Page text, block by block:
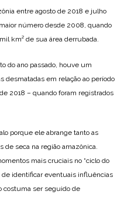
entre agosto de 2018 e julho
número desde 2008, quando
km² de sua área derrubada.
do ano passado, houve um
desmatadas em relação ao período
2018 – quando foram registrados
porque ele abrange tanto as
de seca na região amazônica.
mais cruciais no “ciclo do
de identificar eventuais influências
costuma ser seguido de